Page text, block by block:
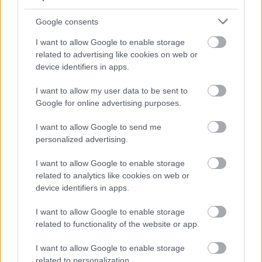
Google consents
I want to allow Google to enable storage
related to advertising like cookies on web or
device identifiers in apps.
I want to allow my user data to be sent to
Google for online advertising purposes.
I want to allow Google to send me
personalized advertising.
I want to allow Google to enable storage
related to analytics like cookies on web or
device identifiers in apps.
I want to allow Google to enable storage
related to functionality of the website or app.
I want to allow Google to enable storage
KOMENTÁRE Pridať komentár
VIDEO
Chcete dominantu interiéru,
Prečo klasická